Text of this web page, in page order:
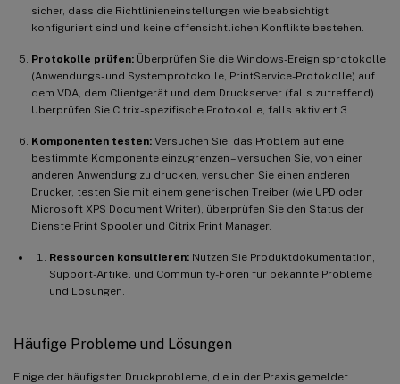
sicher, dass die Richtlinieneinstellungen wie beabsichtigt
konfiguriert sind und keine offensichtlichen Konflikte bestehen.
Protokolle prüfen: Überprüfen Sie die Windows-Ereignisprotokolle
(Anwendungs- und Systemprotokolle, PrintService-Protokolle) auf
dem VDA, dem Clientgerät und dem Druckserver (falls zutreffend).
Überprüfen Sie Citrix-spezifische Protokolle, falls aktiviert.3
Komponenten testen: Versuchen Sie, das Problem auf eine
bestimmte Komponente einzugrenzen – versuchen Sie, von einer
anderen Anwendung zu drucken, versuchen Sie einen anderen
Drucker, testen Sie mit einem generischen Treiber (wie UPD oder
Microsoft XPS Document Writer), überprüfen Sie den Status der
Dienste Print Spooler und Citrix Print Manager.
Ressourcen konsultieren: Nutzen Sie Produktdokumentation,
Support-Artikel und Community-Foren für bekannte Probleme
und Lösungen.
Häufige Probleme und Lösungen
Einige der häufigsten Druckprobleme, die in der Praxis gemeldet